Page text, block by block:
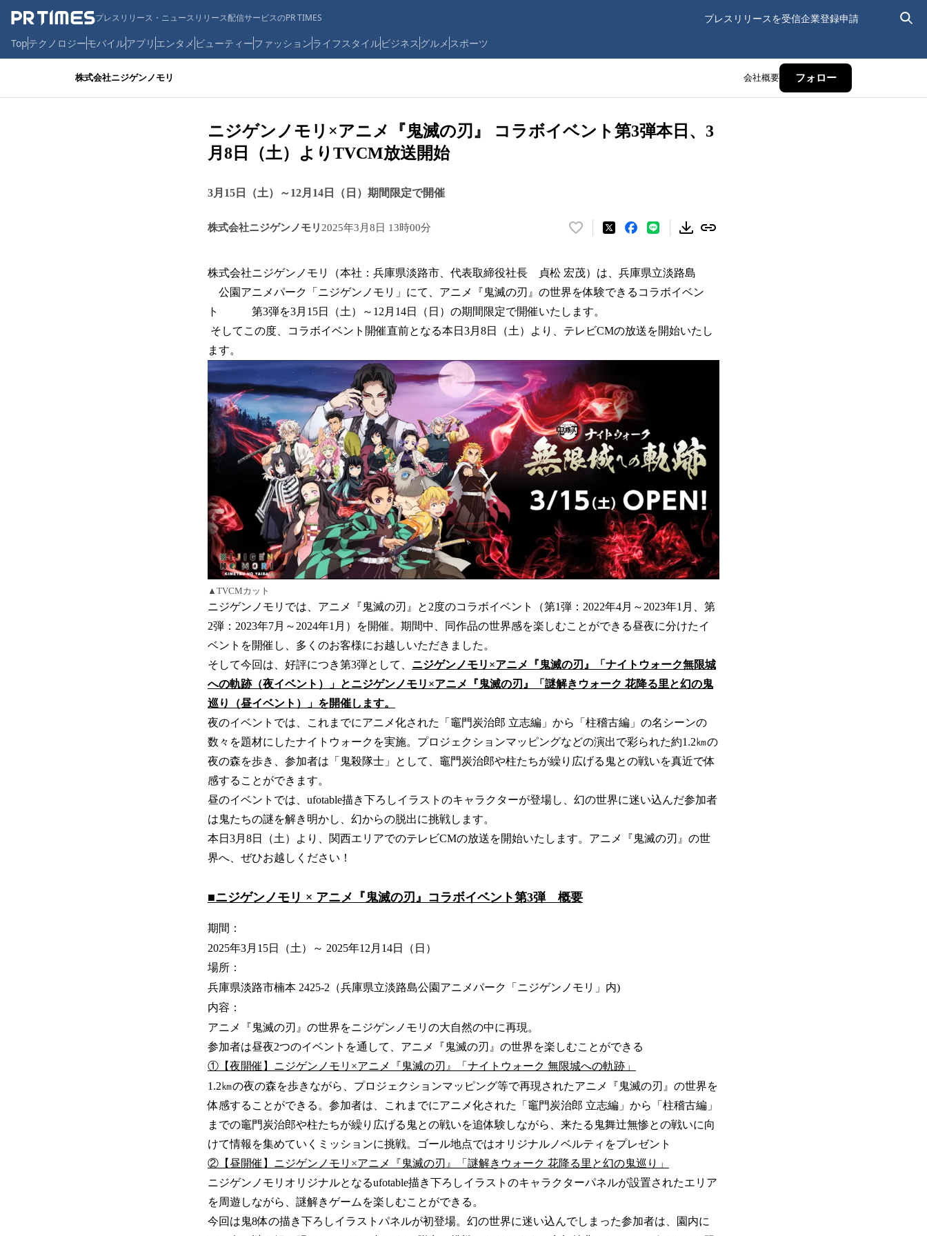
プレスリリース・ニュースリリース配信サービスのPR TIMES プレスリリースを受信企業登録申請
Topテクノロジーモバイルアプリ エンタメ ビューティーファッションライフスタイルビジネス グルメ スポーツ
株式会社ニジゲンノモリ 会社概要 フォロー
ニジゲンノモリ×アニメ『鬼滅の刃』 コラボイベント第3弾本日、3
月8日（土）よりTVCM放送開始
3月15日（土）～12月14日（日）期間限定で開催
株式会社ニジゲンノモリ 2025年3月8日 13時00分
い
！
数
を
読
み
み
中
で
す
株式会社ニジゲンノモリ（本社：兵庫県淡路市、代表取締役社長 貞松 宏茂）は、兵庫県立淡路島
公園アニメパーク「ニジゲンノモリ」にて、アニメ『鬼滅の刃』の世界を体験できるコラボイベン
ト 第3弾を3月15日（土）～12月14日（日）の期間限定で開催いたします。
そしてこの度、コラボイベント開催直前となる本日3月8日（土）より、テレビCMの放送を開始いたし
ます。
▲TVCMカット
ニジゲンノモリでは、アニメ『鬼滅の刃』と2度のコラボイベント（第1弾：2022年4月～2023年1月、第
2弾：2023年7月～2024年1月）を開催。期間中、同作品の世界感を楽しむことができる昼夜に分けたイ
ベントを開催し、多くのお客様にお越しいただきました。
そして今回は、好評につき第3弾として、 ニジゲンノモリ×アニメ『鬼滅の刃』「ナイトウォーク無限城
への軌跡（夜イベント）」とニジゲンノモリ×アニメ『鬼滅の刃』「謎解きウォーク 花降る里と幻の鬼
巡り（昼イベント）」を開催します。
夜のイベントでは、これまでにアニメ化された「竈門炭治郎 立志編」から「柱稽古編」の名シーンの
数々を題材にしたナイトウォークを実施。プロジェクションマッピングなどの演出で彩られた約1.2㎞の
夜の森を歩き、参加者は「鬼殺隊士」として、竈門炭治郎や柱たちが繰り広げる鬼との戦いを真近で体
感することができます。
昼のイベントでは、ufotable描き下ろしイラストのキャラクターが登場し、幻の世界に迷い込んだ参加者
は鬼たちの謎を解き明かし、幻からの脱出に挑戦します。
本日3月8日（土）より、関西エリアでのテレビCMの放送を開始いたします。アニメ『鬼滅の刃』の世
界へ、ぜひお越しください！
■ニジゲンノモリ × アニメ『鬼滅の刃』コラボイベント第3弾 概要
期間：
2025年3月15日（土）～ 2025年12月14日（日）
場所：
兵庫県淡路市楠本 2425-2（兵庫県立淡路島公園アニメパーク「ニジゲンノモリ」内)
内容：
アニメ『鬼滅の刃』の世界をニジゲンノモリの大自然の中に再現。
参加者は昼夜2つのイベントを通して、アニメ『鬼滅の刃』の世界を楽しむことができる
①【夜開催】ニジゲンノモリ×アニメ『鬼滅の刃』「ナイトウォーク 無限城への軌跡」
1.2㎞の夜の森を歩きながら、プロジェクションマッピング等で再現されたアニメ『鬼滅の刃』の世界を
体感することができる。参加者は、これまでにアニメ化された「竈門炭治郎 立志編」から「柱稽古編」
までの竈門炭治郎や柱たちが繰り広げる鬼との戦いを追体験しながら、来たる鬼舞辻󠄀無惨との戦いに向
けて情報を集めていくミッションに挑戦。ゴール地点ではオリジナルノベルティをプレゼント
②【昼開催】ニジゲンノモリ×アニメ『鬼滅の刃』「謎解きウォーク 花降る里と幻の鬼巡り」
ニジゲンノモリオリジナルとなるufotable描き下ろしイラストのキャラクターパネルが設置されたエリア
を周遊しながら、謎解きゲームを楽しむことができる。
今回は鬼8体の描き下ろしイラストパネルが初登場。幻の世界に迷い込んでしまった参加者は、園内に